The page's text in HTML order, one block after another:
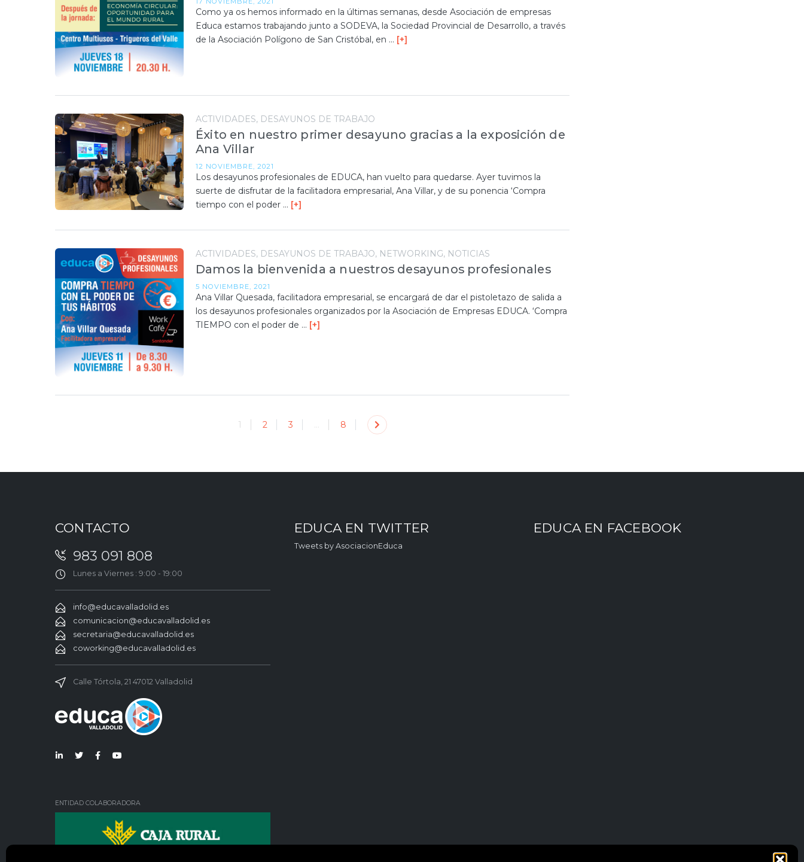
Como ya os hemos informado en la últimas semanas, desde Asociación de empresas
Educa estamos trabajando junto a SODEVA, la Sociedad Provincial de Desarrollo, a través
de la Asociación Polígono de San Cristóbal, en … [+]
ACTIVIDADES DESAYUNOS DE TRABAJO
Éxito en nuestro primer desayuno gracias a la exposición de
Ana Villar
12 NOVIEMBRE, 2021
Los desayunos profesionales de EDUCA, han vuelto para quedarse. Ayer tuvimos la
suerte de disfrutar de la facilitadora empresarial, Ana Villar, y de su ponencia ‘Compra
tiempo con el poder … [+]
ACTIVIDADES DESAYUNOS DE TRABAJO NETWORKING NOTICIAS
Damos la bienvenida a nuestros desayunos profesionales
5 NOVIEMBRE, 2021
Ana Villar Quesada, facilitadora empresarial, se encargará de dar el pistoletazo de salida a
los desayunos profesionales organizados por la Asociación de Empresas EDUCA. ‘Compra
TIEMPO con el poder de … [+]
1 2 3 … 8
CONTACTO
983 091 808
Lunes a Viernes : 9:00 - 19:00
info@educavalladolid.es
comunicacion@educavalladolid.es
secretaria@educavalladolid.es
coworking@educavalladolid.es
Calle Tórtola, 21 47012 Valladolid
ENTIDAD COLABORADORA
EDUCA EN TWITTER
Tweets by AsociacionEduca
EDUCA EN FACEBOOK